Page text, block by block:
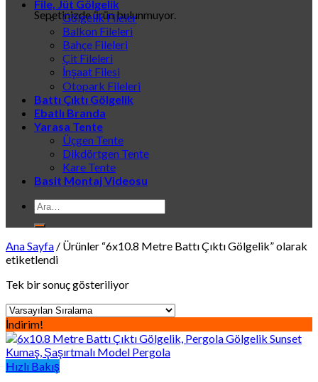
Sepetinizde ürün bulunmuyor.
File, Jüt Gölgelik
Gölgelik Fileler
Balkon Fileleri
Bahçe Fileleri
Çit Fileleri
İnşaat Filesi
Otopark Fileleri
Battı Çıktı Gölgelik
Ebatlı Branda
Yarasa Tente
Üçgen Tente
Dikdörtgen Tente
Kare Tente
Basit Montaj Videosu
Ara:
Ana Sayfa / Ürünler “6x10.8 Metre Battı Çıktı Gölgelik” olarak
etiketlendi
Tek bir sonuç gösteriliyor
İndirim!
Hızlı Bakış